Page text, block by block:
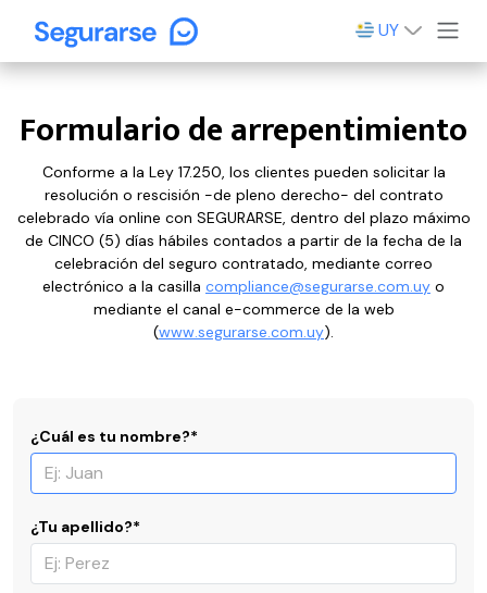
UY
Formulario de arrepentimiento
Conforme a la Ley 17.250, los clientes pueden solicitar la
resolución o rescisión -de pleno derecho- del contrato
celebrado vía online con SEGURARSE, dentro del plazo máximo
de CINCO (5) días hábiles contados a partir de la fecha de la
celebración del seguro contratado, mediante correo
electrónico a la casilla compliance@segurarse.com.uy o
mediante el canal e-commerce de la web
(www.segurarse.com.uy).
¿Cuál es tu nombre?*
¿Tu apellido?*